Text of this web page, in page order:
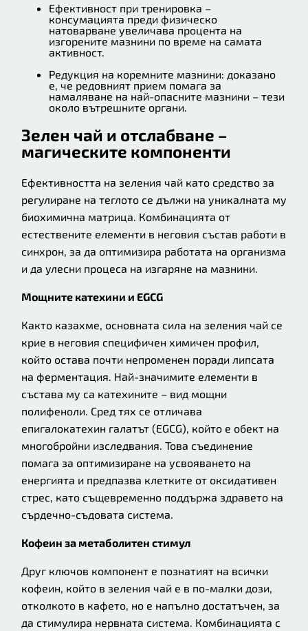
Ефективност при тренировка –
консумацията преди физическо
натоварване увеличава процента на
изгорените мазнини по време на самата
активност.
Редукция на коремните мазнини: доказано
е, че редовният прием помага за
намаляване на най-опасните мазнини – тези
около вътрешните органи.
Зелен чай и отслабване –
магическите компоненти
Ефективността на зеления чай като средство за
регулиране на теглото се дължи на уникалната му
биохимична матрица. Комбинацията от
естествените елементи в неговия състав работи в
синхрон, за да оптимизира работата на организма
и да улесни процеса на изгаряне на мазнини.
Мощните катехини и EGCG
Както казахме, основната сила на зеления чай се
крие в неговия специфичен химичен профил,
който остава почти непроменен поради липсата
на ферментация. Най-значимите елементи в
състава му са катехините – вид мощни
полифеноли. Сред тях се отличава
епигалокатехин галатът (EGCG), който е обект на
многобройни изследвания. Това съединение
помага за оптимизиране на усвояването на
енергията и предпазва клетките от оксидативен
стрес, като същевременно поддържа здравето на
сърдечно-съдовата система.
Кофеин за метаболитен стимул
Друг ключов компонент е познатият на всички
кофеин, който в зеления чай е в по-малки дози,
отколкото в кафето, но е напълно достатъчен, за
да стимулира нервната система. Комбинацията с